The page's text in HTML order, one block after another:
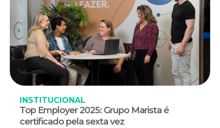
INSTITUCIONAL
Top Employer 2025: Grupo Marista é
certificado pela sexta vez